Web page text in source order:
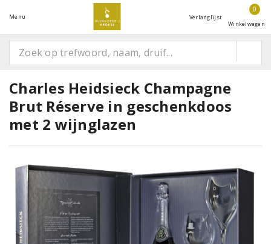
Menu Verlanglijst
0
Winkelwagen
Charles Heidsieck Champagne
Brut Réserve in geschenkdoos
met 2 wijnglazen